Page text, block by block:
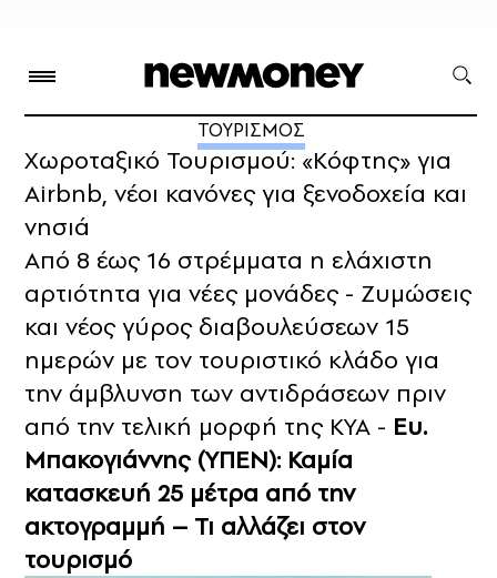
ΤΟΥΡΙΣΜΟΣ
Χωροταξικό Τουρισμού: «Κόφτης» για
Airbnb, νέοι κανόνες για ξενοδοχεία και
νησιά
Από 8 έως 16 στρέμματα η ελάχιστη
αρτιότητα για νέες μονάδες - Ζυμώσεις
και νέος γύρος διαβουλεύσεων 15
ημερών με τον τουριστικό κλάδο για
την άμβλυνση των αντιδράσεων πριν
από την τελική μορφή της ΚΥΑ - Ευ.
Μπακογιάννης (ΥΠΕΝ): Καμία
κατασκευή 25 μέτρα από την
ακτογραμμή – Τι αλλάζει στον
τουρισμό